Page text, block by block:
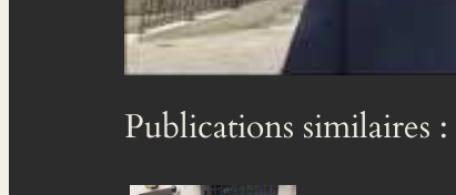
Publications similaires :